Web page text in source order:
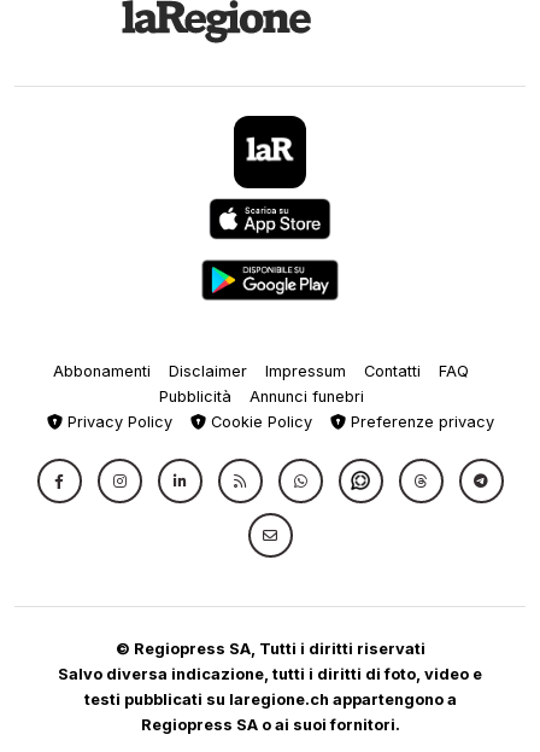
Abbonamenti Disclaimer Impressum Contatti
FAQ
Pubblicità
Annunci funebri
Privacy Policy
Cookie Policy Preferenze privacy
© Regiopress SA, Tutti i diritti riservati
Salvo diversa indicazione, tutti i diritti di foto, video e
testi pubblicati su laregione.ch appartengono a
Regiopress SA o ai suoi fornitori.